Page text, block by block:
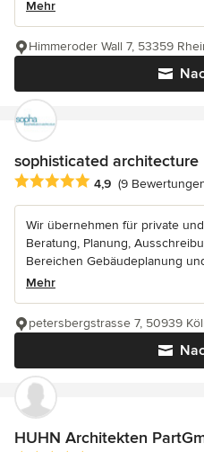
Mehr
Himmeroder Wall 7, 53359
sophisticated architecture
Durchschnittliche Bewertung:
4,9 (9
Wir übernehmen für private
Beratung, Planung,
Bereichen Gebäudeplanung
Mehr
petersbergstrasse 7, 50939
HUHN Architekten